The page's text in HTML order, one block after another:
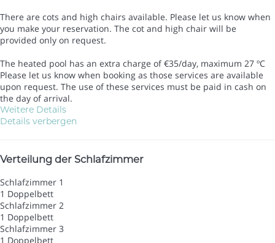
There are cots and high chairs available. Please let us know when
you make your reservation. The cot and high chair will be
provided only on request.
The heated pool has an extra charge of €35/day, maximum 27 ºC
Please let us know when booking as those services are available
upon request. The use of these services must be paid in cash on
the day of arrival.
Weitere Details
Details verbergen
Verteilung der Schlafzimmer
Schlafzimmer 1
1 Doppelbett
Schlafzimmer 2
1 Doppelbett
Schlafzimmer 3
1 Doppelbett